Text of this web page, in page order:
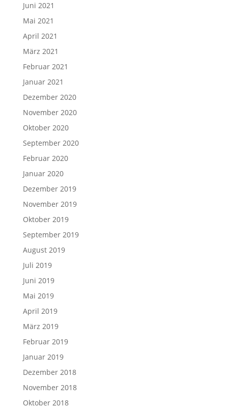
Juni 2021
Mai 2021
April 2021
März 2021
Februar 2021
Januar 2021
Dezember 2020
November 2020
Oktober 2020
September 2020
Februar 2020
Januar 2020
Dezember 2019
November 2019
Oktober 2019
September 2019
August 2019
Juli 2019
Juni 2019
Mai 2019
April 2019
März 2019
Februar 2019
Januar 2019
Dezember 2018
November 2018
Oktober 2018